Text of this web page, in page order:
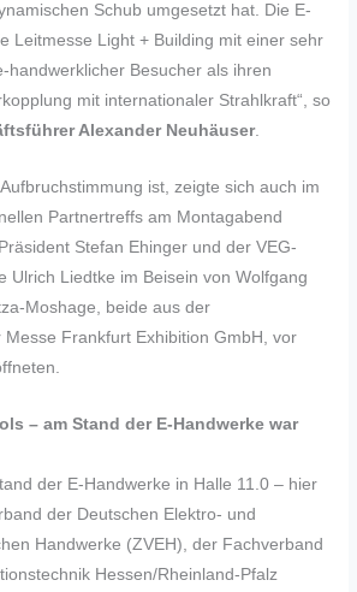
Schub umgesetzt hat. Die E-
Leitmesse Light + Building mit einer sehr
handwerklicher Besucher als ihren
mit internationaler Strahlkraft“, so
Alexander Neuhäuser.
ist, zeigte sich auch im
Partnertreffs am Montagabend
Stefan Ehinger und der VEG-
Ulrich Liedtke im Beisein von Wolfgang
Moshage, beide aus der
Frankfurt Exhibition GmbH, vor
– am Stand der E-Handwerke war
der E-Handwerke in Halle 11.0 – hier
der Deutschen Elektro- und
Handwerke (ZVEH), der Fachverband
Hessen/Rheinland-Pfalz